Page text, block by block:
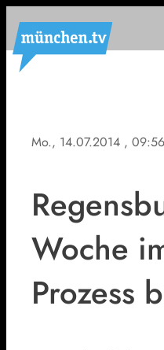
Mo., 14.07.2014 ,
Woche
Prozess